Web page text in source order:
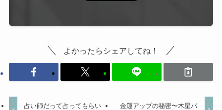
よかったらシェアしてね！
占い師だって占ってもらい
金運アップの秘密〜木星パ